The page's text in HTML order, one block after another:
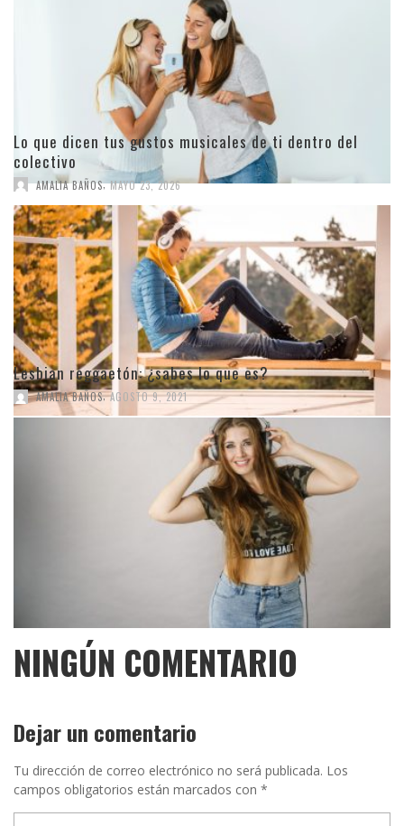
Lo que dicen tus gustos musicales de ti dentro del
colectivo
AMALIA BAÑOS, MAYO 23, 2026
Lesbian reggaetón: ¿sabes lo que es?
AMALIA BAÑOS, AGOSTO 9, 2021
NINGÚN COMENTARIO
Dejar un comentario
Tu dirección de correo electrónico no será publicada. Los
campos obligatorios están marcados con *